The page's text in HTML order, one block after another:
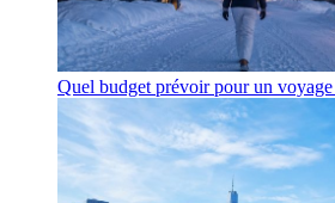
Quel budget prévoir pour un